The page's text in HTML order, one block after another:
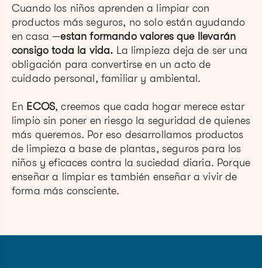
Cuando los niños aprenden a limpiar con
productos más seguros, no solo están ayudando
en casa —estan formando valores que llevarán
consigo toda la vida. La limpieza deja de ser una
obligación para convertirse en un acto de
cuidado personal, familiar y ambiental.
En ECOS, creemos que cada hogar merece estar
limpio sin poner en riesgo la seguridad de quienes
más queremos. Por eso desarrollamos productos
de limpieza a base de plantas, seguros para los
niños y eficaces contra la suciedad diaria. Porque
enseñar a limpiar es también enseñar a vivir de
forma más consciente.